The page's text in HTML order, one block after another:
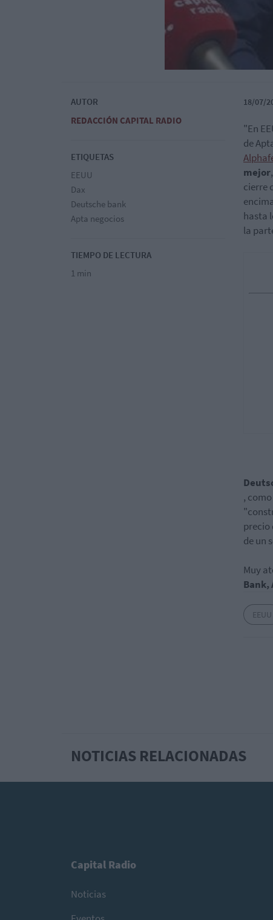
AUTOR
REDACCIÓN CAPITAL RADIO
ETIQUETAS
EEUU
Dax
Deutsche bank
Apta negocios
TIEMPO DE LECTURA
1 min
18/07/
"En
de
mejor
cierre
hasta
la
,
precio
de un
Muy
Bank,
EEUU
NOTICIAS RELACIONADAS
Capital Radio
Noticias